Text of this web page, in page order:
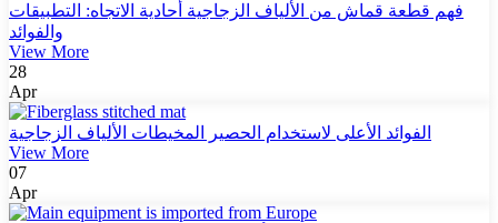
فهم قطعة قماش من الألياف الزجاجية أحادية الاتجاه: التطبيقات
والفوائد
View More
28
Apr
الفوائد الأعلى لاستخدام الحصير المخيطات الألياف الزجاجية
View More
07
Apr